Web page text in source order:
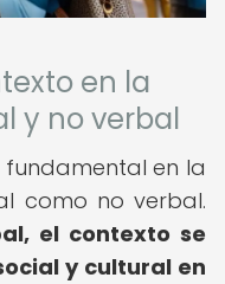
en la
y no verbal
en la
como no verbal.
el contexto se
y cultural en